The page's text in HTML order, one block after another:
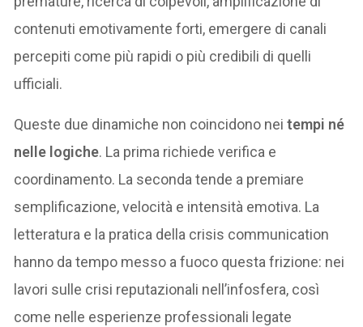
contenuti emotivamente forti, emergere di canali
percepiti come più rapidi o più credibili di quelli
ufficiali.
Queste due dinamiche non coincidono neitempi né
nelle logiche. La prima richiede verifica e
coordinamento. La seconda tende a premiare
semplificazione, velocità e intensità emotiva. La
letteratura e la pratica della crisis communication
hanno da tempo messo a fuoco questa frizione: nei
lavori sulle crisi reputazionali nell’infosfera, così
come nelle esperienze professionali legate